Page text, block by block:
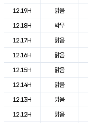
12.19H
맑음
12.18H
박무
12.17H
맑음
12.16H
맑음
12.15H
맑음
12.14H
맑음
12.13H
맑음
12.12H
맑음